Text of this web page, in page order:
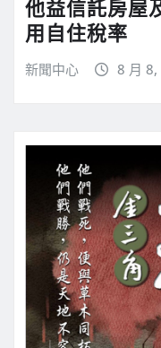
他益信託房屋
用自住稅率
新聞中心 8 月